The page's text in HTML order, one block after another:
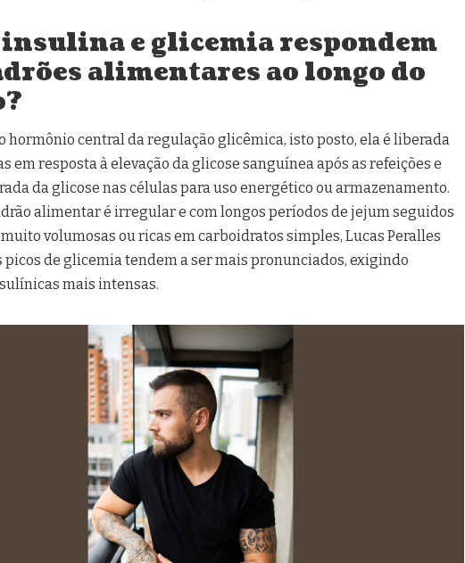
insulina e glicemia respondem
alimentares ao longo do
hormônio central da regulação glicêmica, isto posto, ela é liberada
em resposta à elevação da glicose sanguínea após as refeições e
da glicose nas células para uso energético ou armazenamento.
alimentar é irregular e com longos períodos de jejum seguidos
volumosas ou ricas em carboidratos simples, Lucas Peralles
picos de glicemia tendem a ser mais pronunciados, exigindo
mais intensas.